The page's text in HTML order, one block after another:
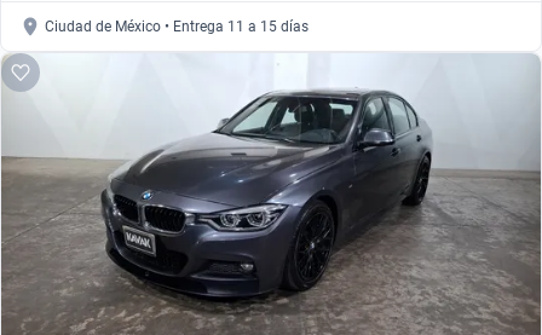
Ciudad de México • Entrega 11 a 15 días